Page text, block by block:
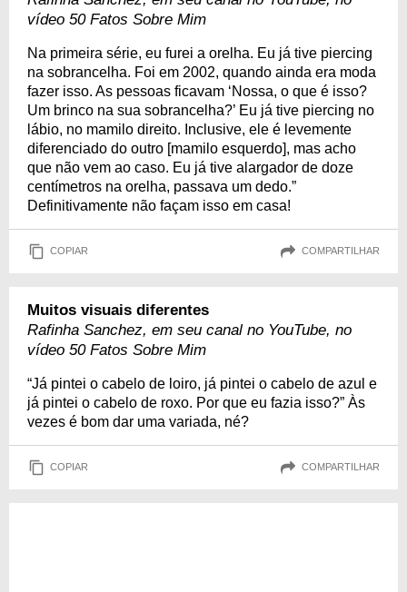
vídeo 50 Fatos Sobre Mim
Na primeira série, eu furei a orelha. Eu já tive piercing
na sobrancelha. Foi em 2002, quando ainda era moda
fazer isso. As pessoas ficavam ‘Nossa, o que é isso?
Um brinco na sua sobrancelha?’ Eu já tive piercing no
lábio, no mamilo direito. Inclusive, ele é levemente
diferenciado do outro [mamilo esquerdo], mas acho
que não vem ao caso. Eu já tive alargador de doze
centímetros na orelha, passava um dedo.”
Definitivamente não façam isso em casa!
COPIAR COMPARTILHAR
Muitos visuais diferentes
Rafinha Sanchez, em seu canal no YouTube, no
vídeo 50 Fatos Sobre Mim
“Já pintei o cabelo de loiro, já pintei o cabelo de azul e
já pintei o cabelo de roxo. Por que eu fazia isso?” Às
vezes é bom dar uma variada, né?
COPIAR COMPARTILHAR